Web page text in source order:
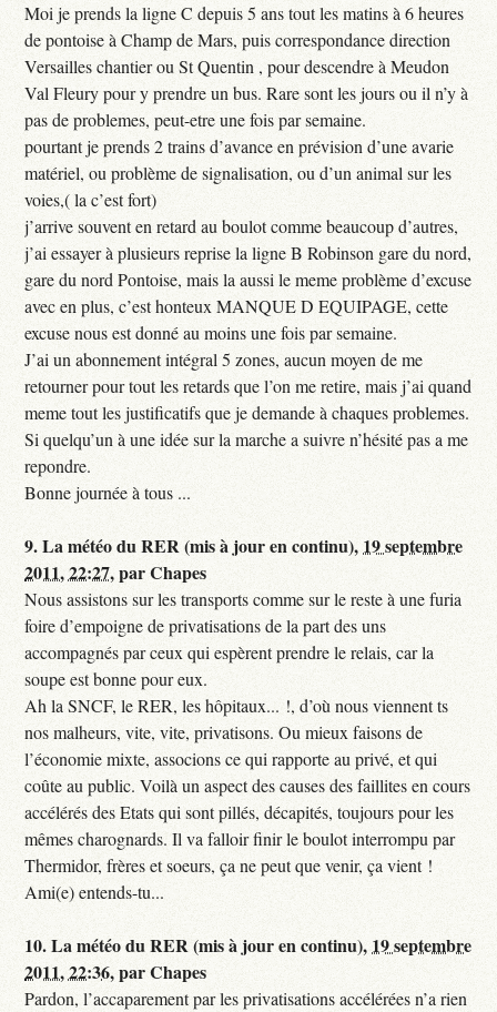
Moi je prends la ligne C depuis 5 ans tout les matins à 6 heures
de pontoise à Champ de Mars, puis correspondance direction
Versailles chantier ou St Quentin , pour descendre à Meudon
Val Fleury pour y prendre un bus. Rare sont les jours ou il n’y à
pas de problemes, peut-etre une fois par semaine.
pourtant je prends 2 trains d’avance en prévision d’une avarie
matériel, ou problème de signalisation, ou d’un animal sur les
voies,( la c’est fort)
j’arrive souvent en retard au boulot comme beaucoup d’autres,
j’ai essayer à plusieurs reprise la ligne B Robinson gare du nord,
gare du nord Pontoise, mais la aussi le meme problème d’excuse
avec en plus, c’est honteux MANQUE D EQUIPAGE, cette
excuse nous est donné au moins une fois par semaine.
J’ai un abonnement intégral 5 zones, aucun moyen de me
retourner pour tout les retards que l’on me retire, mais j’ai quand
meme tout les justificatifs que je demande à chaques problemes.
Si quelqu’un à une idée sur la marche a suivre n’hésité pas a me
repondre.
Bonne journée à tous ...
9.La météo du RER (mis à jour en continu), 19 septembre
2011, 22:27,parChapes
Nous assistons sur les transports comme sur le reste à une furia
foire d’empoigne de privatisations de la part des uns
accompagnés par ceux qui espèrent prendre le relais, car la
soupe est bonne pour eux.
Ah la SNCF, le RER, les hôpitaux... !, d’où nous viennent ts
nos malheurs, vite, vite, privatisons. Ou mieux faisons de
l’économie mixte, associons ce qui rapporte au privé, et qui
coûte au public. Voilà un aspect des causes des faillites en cours
accélérés des Etats qui sont pillés, décapités, toujours pour les
mêmes charognards. Il va falloir finir le boulot interrompu par
Thermidor, frères et soeurs, ça ne peut que venir, ça vient !
Ami(e) entends-tu...
10.La météo du RER (mis à jour en continu), 19 septembre
2011, 22:36,parChapes
Pardon, l’accaparement par les privatisations accélérées n’a rien